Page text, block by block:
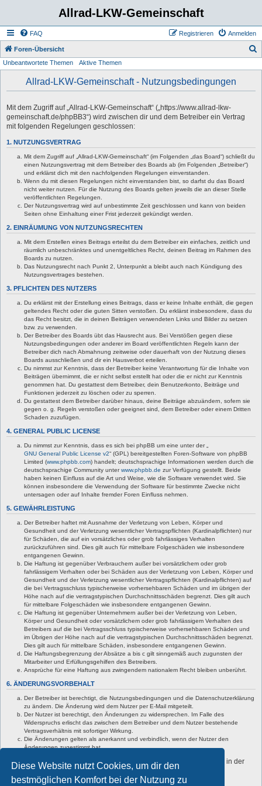
Diese Website nutzt Cookies, um dir den
bestmöglichen Komfort bei der Nutzung zu
Allrad-LKW-Gemeinschaft
FAQ Anmelden
Registrieren
Foren-Übersicht
Unbeantwortete Themen Aktive Themen
Allrad-LKW-Gemeinschaft - Nutzungsbedingungen
Mit dem Zugriff auf „Allrad-LKW-Gemeinschaft“ („https://www.allrad-lkw-
gemeinschaft.de/phpBB3“) wird zwischen dir und dem Betreiber ein Vertrag
mit folgenden Regelungen geschlossen:
1. NUTZUNGSVERTRAG
Mit dem Zugriff auf „Allrad-LKW-Gemeinschaft“ (im Folgenden „das Board“) schließt du
einen Nutzungsvertrag mit dem Betreiber des Boards ab (im Folgenden „Betreiber“)
und erklärst dich mit den nachfolgenden Regelungen einverstanden.
Wenn du mit diesen Regelungen nicht einverstanden bist, so darfst du das Board
nicht weiter nutzen. Für die Nutzung des Boards gelten jeweils die an dieser Stelle
veröffentlichten Regelungen.
Der Nutzungsvertrag wird auf unbestimmte Zeit geschlossen und kann von beiden
Seiten ohne Einhaltung einer Frist jederzeit gekündigt werden.
2. EINRÄUMUNG VON NUTZUNGSRECHTEN
Mit dem Erstellen eines Beitrags erteilst du dem Betreiber ein einfaches, zeitlich und
räumlich unbeschränktes und unentgeltliches Recht, deinen Beitrag im Rahmen des
Boards zu nutzen.
Das Nutzungsrecht nach Punkt 2, Unterpunkt a bleibt auch nach Kündigung des
Nutzungsvertrages bestehen.
3. PFLICHTEN DES NUTZERS
Du erklärst mit der Erstellung eines Beitrags, dass er keine Inhalte enthält, die gegen
geltendes Recht oder die guten Sitten verstoßen. Du erklärst insbesondere, dass du
das Recht besitzt, die in deinen Beiträgen verwendeten Links und Bilder zu setzen
bzw. zu verwenden.
Der Betreiber des Boards übt das Hausrecht aus. Bei Verstößen gegen diese
Nutzungsbedingungen oder anderer im Board veröffentlichten Regeln kann der
Betreiber dich nach Abmahnung zeitweise oder dauerhaft von der Nutzung dieses
Boards ausschließen und dir ein Hausverbot erteilen.
Du nimmst zur Kenntnis, dass der Betreiber keine Verantwortung für die Inhalte von
Beiträgen übernimmt, die er nicht selbst erstellt hat oder die er nicht zur Kenntnis
genommen hat. Du gestattest dem Betreiber, dein Benutzerkonto, Beiträge und
Funktionen jederzeit zu löschen oder zu sperren.
Du gestattest dem Betreiber darüber hinaus, deine Beiträge abzuändern, sofern sie
gegen o. g. Regeln verstoßen oder geeignet sind, dem Betreiber oder einem Dritten
Schaden zuzufügen.
4. GENERAL PUBLIC LICENSE
Du nimmst zur Kenntnis, dass es sich bei phpBB um eine unter der „
GNU General Public License v2“ (GPL) bereitgestellten Foren-Software von phpBB
Limited (www.phpbb.com) handelt; deutschsprachige Informationen werden durch die
deutschsprachige Community unterwww.phpbb.de zur Verfügung gestellt. Beide
haben keinen Einfluss auf die Art und Weise, wie die Software verwendet wird. Sie
können insbesondere die Verwendung der Software für bestimmte Zwecke nicht
untersagen oder auf Inhalte fremder Foren Einfluss nehmen.
5. GEWÄHRLEISTUNG
Der Betreiber haftet mit Ausnahme der Verletzung von Leben, Körper und
Gesundheit und der Verletzung wesentlicher Vertragspflichten (Kardinalpflichten) nur
für Schäden, die auf ein vorsätzliches oder grob fahrlässiges Verhalten
zurückzuführen sind. Dies gilt auch für mittelbare Folgeschäden wie insbesondere
entgangenen Gewinn.
Die Haftung ist gegenüber Verbrauchern außer bei vorsätzlichem oder grob
fahrlässigem Verhalten oder bei Schäden aus der Verletzung von Leben, Körper und
Gesundheit und der Verletzung wesentlicher Vertragspflichten (Kardinalpflichten) auf
die bei Vertragsschluss typischerweise vorhersehbaren Schäden und im übrigen der
Höhe nach auf die vertragstypischen Durchschnittsschäden begrenzt. Dies gilt auch
für mittelbare Folgeschäden wie insbesondere entgangenen Gewinn.
Die Haftung ist gegenüber Unternehmern außer bei der Verletzung von Leben,
Körper und Gesundheit oder vorsätzlichem oder grob fahrlässigem Verhalten des
Betreibers auf die bei Vertragsschluss typischerweise vorhersehbaren Schäden und
im Übrigen der Höhe nach auf die vertragstypischen Durchschnittsschäden begrenzt.
Dies gilt auch für mittelbare Schäden, insbesondere entgangenen Gewinn.
Die Haftungsbegrenzung der Absätze a bis c gilt sinngemäß auch zugunsten der
Mitarbeiter und Erfüllungsgehilfen des Betreibers.
Ansprüche für eine Haftung aus zwingendem nationalem Recht bleiben unberührt.
6. ÄNDERUNGSVORBEHALT
Der Betreiber ist berechtigt, die Nutzungsbedingungen und die Datenschutzerklärung
zu ändern. Die Änderung wird dem Nutzer per E-Mail mitgeteilt.
Der Nutzer ist berechtigt, den Änderungen zu widersprechen. Im Falle des
Widerspruchs erlischt das zwischen dem Betreiber und dem Nutzer bestehende
Vertragsverhältnis mit sofortiger Wirkung.
Die Änderungen gelten als anerkannt und verbindlich, wenn der Nutzer den
Änderungen zugestimmt hat.
Informationen über den Umgang mit deinen persönlichen Daten sind in der
Datenschutzerklärung enthalten.